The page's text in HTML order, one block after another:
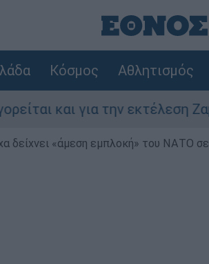
Κόσμος Αθλητισμός
και για την εκτέλεση
δείχνει «άμεση εμπλοκή» του ΝΑΤΟ